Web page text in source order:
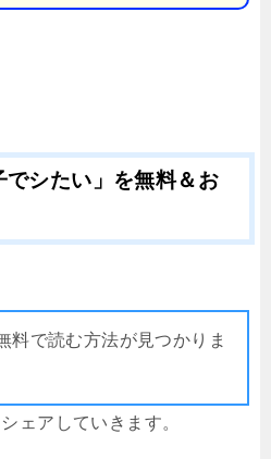
でシたい」を無料＆お
料で読む方法が見つかりま
ェアしていきます。